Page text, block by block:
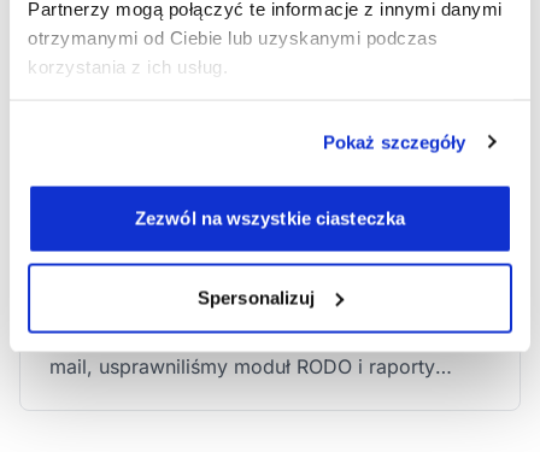
Partnerzy mogą połączyć te informacje z innymi danymi
otrzymanymi od Ciebie lub uzyskanymi podczas
korzystania z ich usług.
Pokaż szczegóły
Zezwól na wszystkie ciasteczka
Spersonalizuj
lipiec 2025
powiadomienia e-mail, zmiany w
RODO i raporty
W tej aktualizacji dodaliśmy powiadomienia e-
mail, usprawniliśmy moduł RODO i raporty